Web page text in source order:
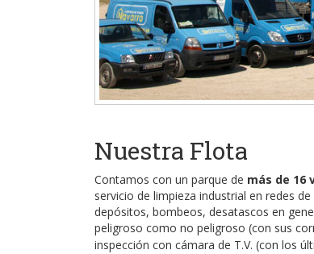
Nuestra Flota
Contamos con un parque de más de 16
servicio de limpieza industrial en redes
depósitos, bombeos, desatascos en
peligroso como no peligroso (con sus
inspección con cámara de T.V. (con los